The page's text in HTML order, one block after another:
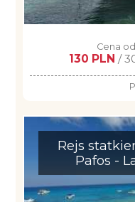
Cena
130 PLN /
Rejs
Pafos -